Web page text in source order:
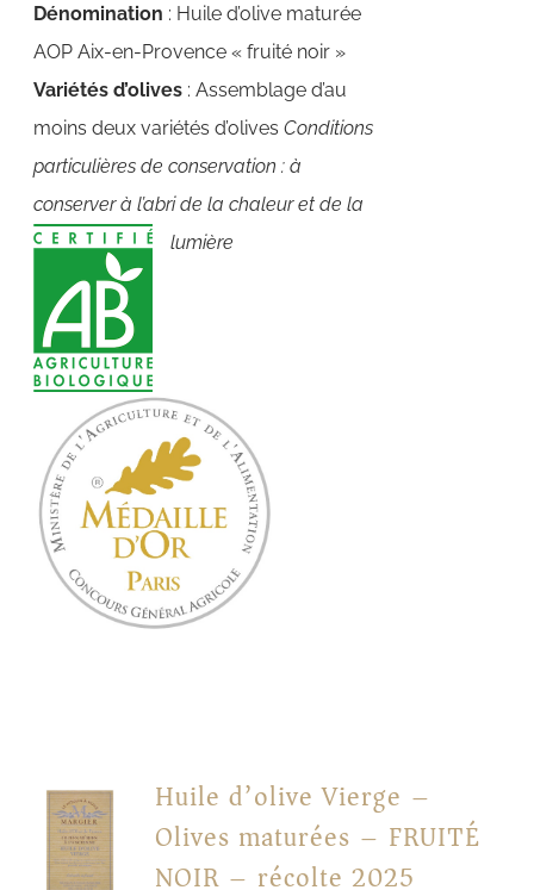
Dénomination : Huile d’olive maturée
AOP Aix-en-Provence « fruité noir »
Variétés d’olives : Assemblage d’au
moins deux variétés d’olivesConditions
particulières de conservation : à
conserver à l’abri de la chaleur et de la
lumière
Huile d’olive Vierge –
Olives maturées – FRUITÉ
NOIR – récolte 2025